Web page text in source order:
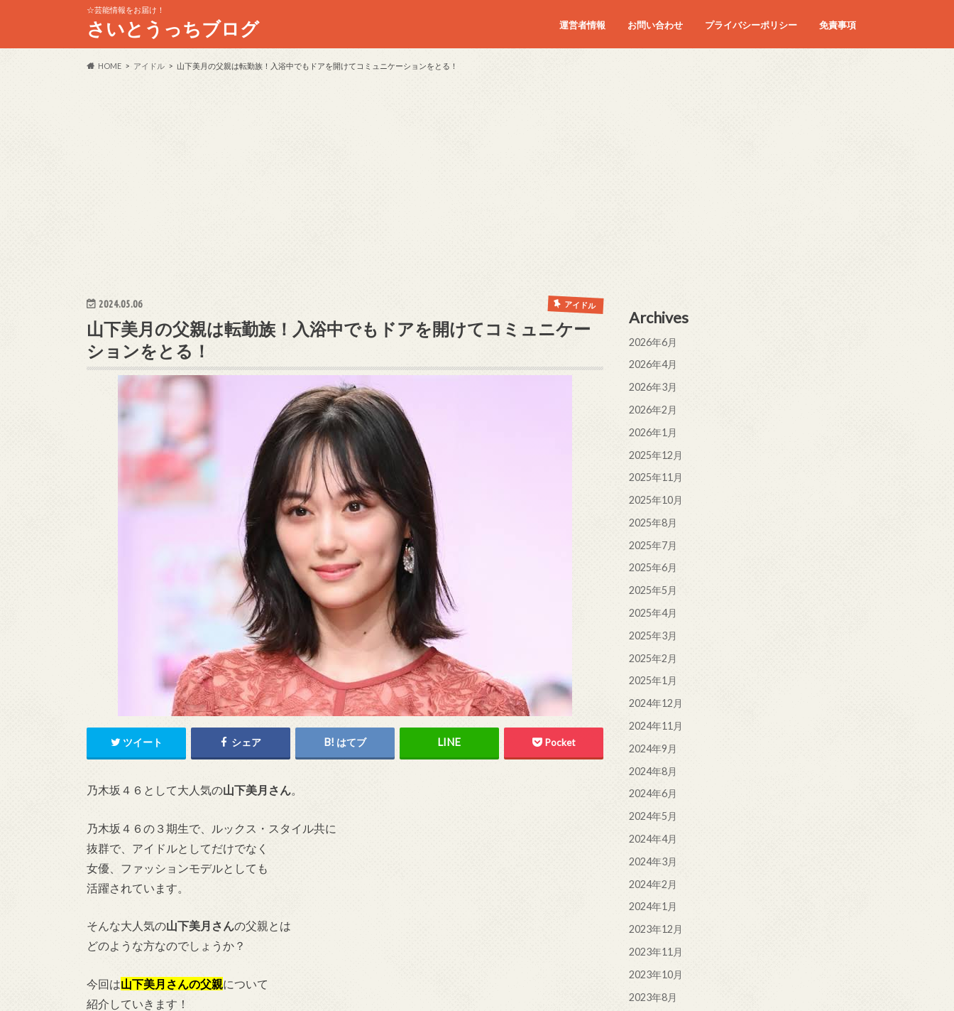
☆芸能情報をお届け！
さいとうっちブログ 運営者情報 お問い合わせ プライバシーポリシー 免責事項
HOME アイドル 山下美月の父親は転勤族！入浴中でもドアを開けてコミュニケーションをとる！
2024.05.06 アイドル
山下美月の父親は転勤族！入浴中でもドアを開けてコミュニケー
ションをとる！
ツイート シェア はてブ Pocket
乃木坂４６として大人気の山下美月さん。
乃木坂４６の３期生で、ルックス・スタイル共に
抜群で、アイドルとしてだけでなく
女優、ファッションモデルとしても
活躍されています。
そんな大人気の山下美月 さんの父親とは
どのような方なのでしょうか？
今回は山下美月 さんの父親について
紹介していきます！
Archives
2026年6月
2026年4月
2026年3月
2026年2月
2026年1月
2025年12月
2025年11月
2025年10月
2025年8月
2025年7月
2025年6月
2025年5月
2025年4月
2025年3月
2025年2月
2025年1月
2024年12月
2024年11月
2024年9月
2024年8月
2024年6月
2024年5月
2024年4月
2024年3月
2024年2月
2024年1月
2023年12月
2023年11月
2023年10月
2023年8月